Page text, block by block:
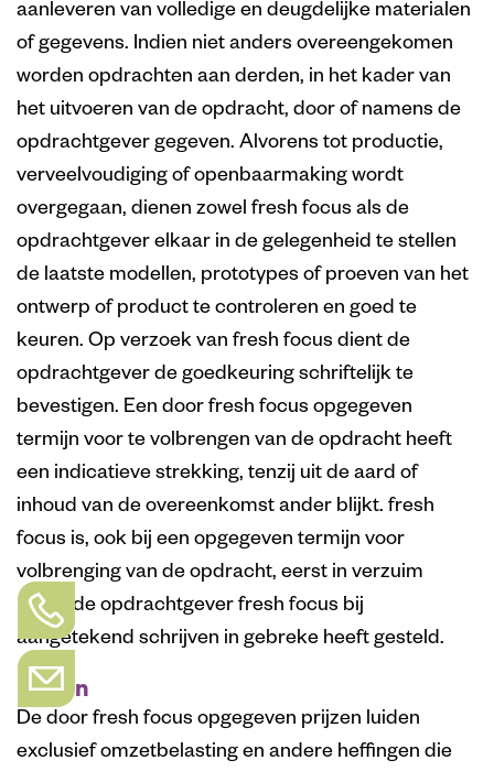
aanleveren van volledige en deugdelijke materialen
of gegevens. Indien niet anders overeengekomen
worden opdrachten aan derden, in het kader van
het uitvoeren van de opdracht, door of namens de
opdrachtgever gegeven. Alvorens tot productie,
verveelvoudiging of openbaarmaking wordt
overgegaan, dienen zowel fresh focus als de
opdrachtgever elkaar in de gelegenheid te stellen
de laatste modellen, prototypes of proeven van het
ontwerp of product te controleren en goed te
keuren. Op verzoek van fresh focus dient de
opdrachtgever de goedkeuring schriftelijk te
bevestigen. Een door fresh focus opgegeven
termijn voor te volbrengen van de opdracht heeft
een indicatieve strekking, tenzij uit de aard of
inhoud van de overeenkomst ander blijkt. fresh
focus is, ook bij een opgegeven termijn voor
volbrenging van de opdracht, eerst in verzuim
nadat de opdrachtgever fresh focus bij
aangetekend schrijven in gebreke heeft gesteld.
Prijzen
De door fresh focus opgegeven prijzen luiden
exclusief omzetbelasting en andere heffingen die